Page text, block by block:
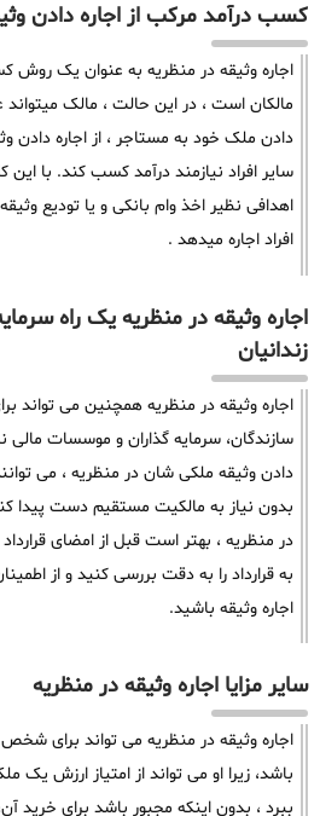
کسب درآمد مرکب از اجاره دادن
اجاره وثیقه در منظریه به عنوان یک روش
مالکان است ، در این حالت ، مالک میتواند
دادن ملک خود به مستاجر ، از اجاره دادن
سایر افراد نیازمند درآمد کسب کند. با این
اهدافی نظیر اخذ وام بانکی و یا تودیع
افراد اجاره میدهد .
اجاره وثیقه در منظریه یک راه
زندانیان
اجاره وثیقه در منظریه همچنین می تواند
سازندگان، سرمایه گذاران و موسسات مالی
دادن وثیقه ملکی شان در منظریه ، می
بدون نیاز به مالکیت مستقیم دست پیدا
در منظریه ، بهتر است قبل از امضای
به قرارداد را به دقت بررسی کنید و از
اجاره وثیقه باشید.
سایر مزایا اجاره وثیقه در منظریه
اجاره وثیقه در منظریه می تواند برای شخص
باشد، زیرا او می تواند از امتیاز ارزش
ببرد ، بدون اینکه مجبور باشد برای خرید